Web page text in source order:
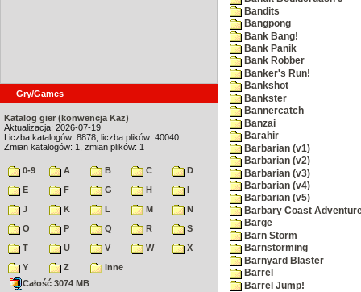
Gry/Games
Katalog gier (konwencja Kaz)
Aktualizacja: 2026-07-19
Liczba katalogów: 8878, liczba plików: 40040
Zmian katalogów: 1, zmian plików: 1
0-9 A B C
D
E
F G H
I
J
K L M
N
O
P Q R
S
T
U V W
X
Y
Z
inne
Całość 3074 MB
Bandits
Bangpong
Bank Bang!
Bank Panik
Bank Robber
Banker's Run!
Bankshot
Bankster
Bannercatch
Banzai
Barahir
Barbarian (v1)
Barbarian (v2)
Barbarian (v3)
Barbarian (v4)
Barbarian (v5)
Barbary Coast
Barge
Barn Storm
Barnstorming
Barnyard Blaster
Barrel
Barrel Jump!